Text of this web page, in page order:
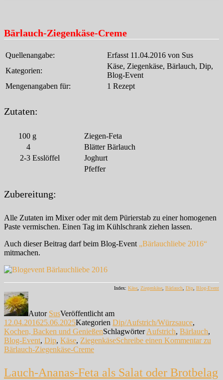
Bärlauch-Ziegenkäse-Creme
Quellenangabe:
Erfasst 11.04.2016 von Sus
Kategorien:
Käse, Ziegenkäse, Bärlauch, Dip,
Blog-Event
Mengenangaben für:
1 Rezept
Zutaten:
100 g
Ziegen-Feta
4
Blätter Bärlauch
2-3 Esslöffel
Joghurt
Pfeffer
Zubereitung:
Alle Zutaten im Mixer oder mit dem Pürierstab zu einer homogenen
Paste vermischen. Einen Tag im Kühlschrank ziehen lassen.
Auch dieser Beitrag darf beim Blog-Event „Bärlauchliebe 2016“
mitmachen.
Index: Käse Ziegenkäse Bärlauch Dip Blog-Event
Autor SusVeröffentlicht am
12.04.201625.06.2025Kategorien Dip/Aufstrich/Würzsauce,
Kochen, Backen und GenießenSchlagwörterAufstrich, Bärlauch,
Blog-Event, Dip, Käse, ZiegenkäseSchreibe einen Kommentarzu
Bärlauch-Ziegenkäse-Creme
Lauch-Ananas-Feta als Salat oder Brotbelag